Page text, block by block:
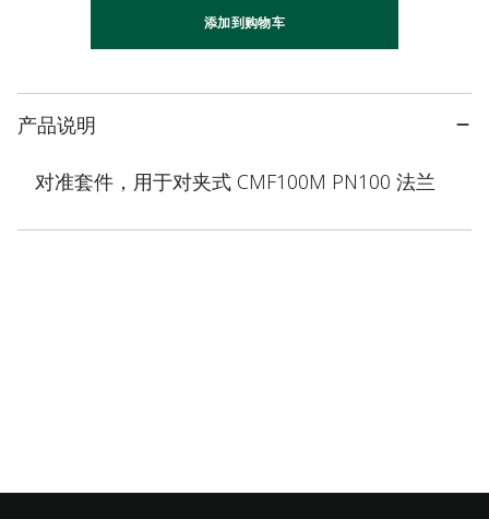
添加到购物车
产品说明
对准套件，用于对夹式 CMF100M PN100 法兰